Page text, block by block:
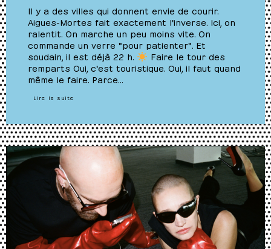
Il y a des villes qui donnent envie de courir.
Aigues-Mortes fait exactement l'inverse. Ici, on
ralentit. On marche un peu moins vite. On
commande un verre "pour patienter". Et
soudain, il est déjà 22 h.
Faire le tour des
remparts Oui, c'est touristique. Oui, il faut quand
même le faire. Parce…
Lire la suite